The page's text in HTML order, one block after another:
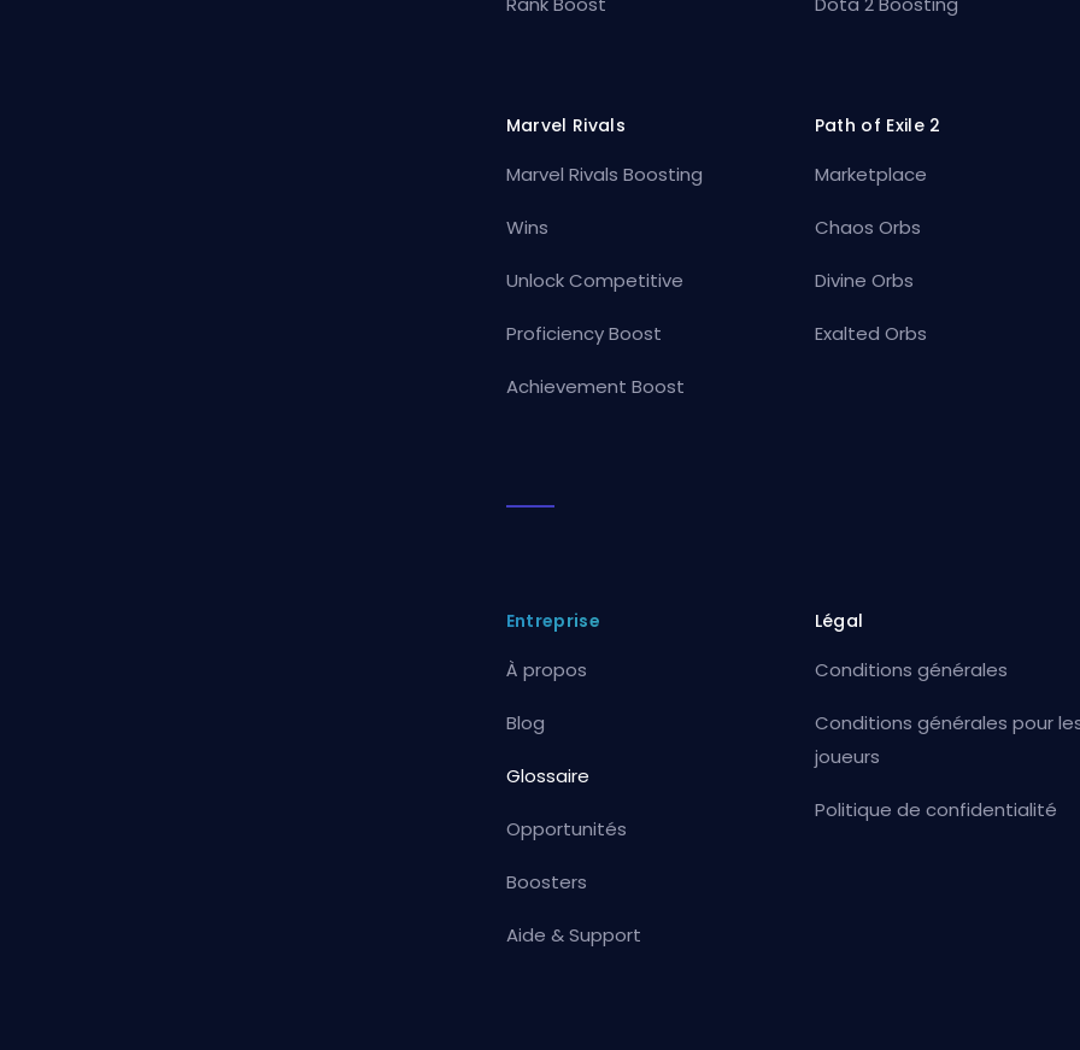
Marvel Rivals
Marvel Rivals Boosting
Wins
Unlock Competitive
Proficiency Boost
Achievement Boost
Path of Exile 2
Marketplace
Chaos Orbs
Divine Orbs
Exalted Orbs
Entreprise
À propos
Blog
Glossaire
Opportunités
Boosters
Aide & Support
Légal
Conditions générales
Conditions générales pour
joueurs
Politique de confidentialité